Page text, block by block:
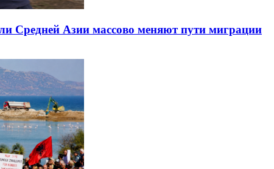
Средней Азии массово меняют пути миграции